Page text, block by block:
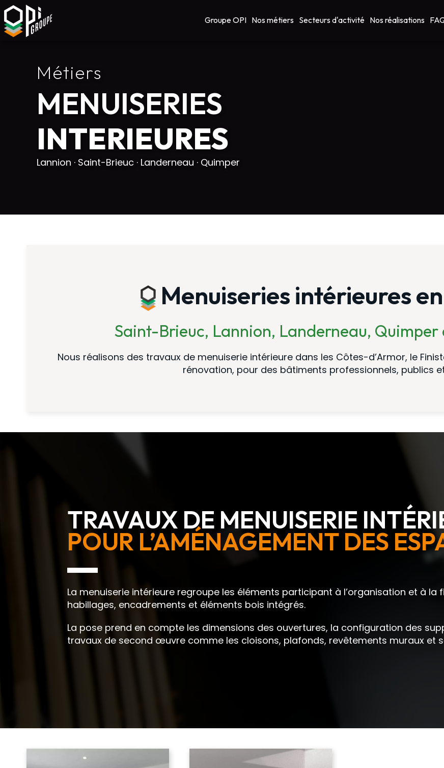
Groupe OPI Nos métiers Secteurs d'activité Nos réalisations
Métiers
MENUISERIES
INTERIEURES
Lannion · Saint-Brieuc · Landerneau · Quimper
Menuiseries intérieures
Saint-Brieuc, Lannion, Landerneau, Quimper
Nous réalisons des travaux de menuiserie intérieure dans les Côtes-d’Armor, le
rénovation, pour des bâtiments professionnels, publics
TRAVAUX DE MENUISERIE
POUR L’AMÉNAGEMENT DES
La menuiserie intérieure regroupe les éléments participant à l’organisation et à
habillages, encadrements et éléments bois intégrés.
La pose prend en compte les dimensions des ouvertures, la configuration des
travaux de second œuvre comme les cloisons, plafonds, revêtements muraux et